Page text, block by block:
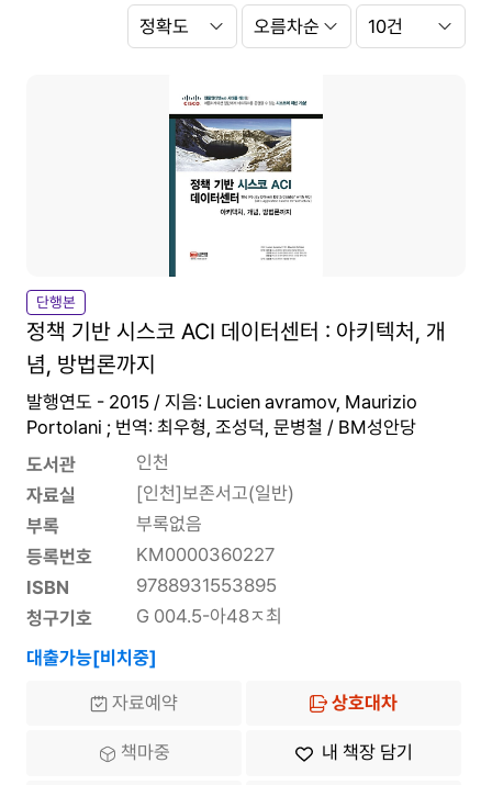
단행본
정책 기반 시스코 ACI 데이터센터 : 아키텍처, 개
념, 방법론까지
발행연도 - 2015 / 지음: Lucien avramov, Maurizio
Portolani ; 번역: 최우형, 조성덕, 문병철 / BM성안당
도서관
인천
자료실
[인천]보존서고(일반)
부록
부록없음
등록번호
KM0000360227
ISBN
9788931553895
청구기호
G 004.5-아48ㅈ최
대출가능[비치중]
자료예약 상호대차
책마중 내 책장 담기